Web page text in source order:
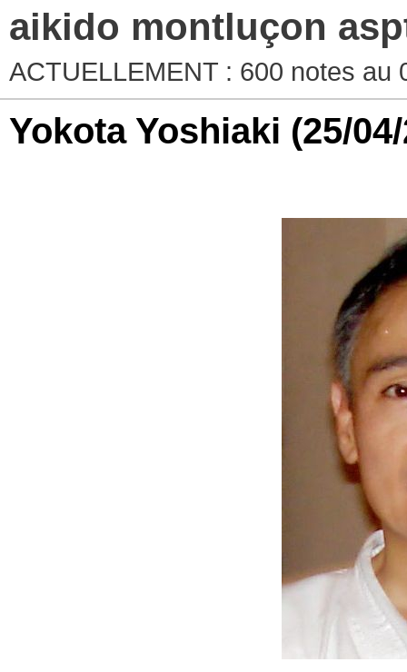
aikido montluçon
ACTUELLEMENT : 600 notes au
Yokota Yoshiaki (25/